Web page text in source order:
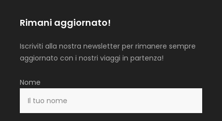
Rimani aggiornato!
Iscriviti alla nostra newsletter per rimanere sempre
aggiornato con i nostri viaggi in partenza!
Nome